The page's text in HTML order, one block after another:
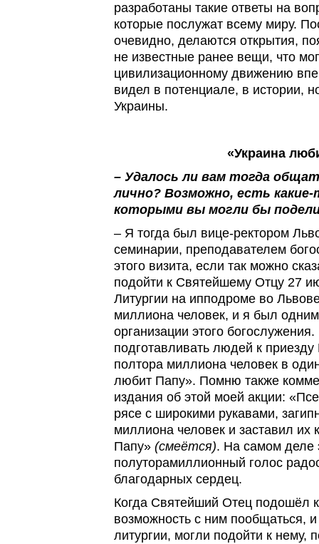
разработаны такие ответы на
которые послужат всему миру.
очевидно, делаются открытия,
не известные ранее вещи, что
цивилизационному движению
видел в потенциале, в истории,
Украины.
«Украина
– Удалось ли вам тогда
лично? Возможно, есть
которыми вы могли бы
– Я тогда был вице-ректором
семинарии, преподавателем
этого визита, если так можно
подойти к Святейшему Отцу 27
Литургии на ипподроме во
миллиона человек, и я был одним
организации этого
подготавливать людей к
полтора миллиона человек в
любит Папу». Помню также
издания об этой моей акции:
рясе с широкими рукавами,
миллиона человек и заставил их
Папу» (смеётся). На самом деле
полуторамиллионный голос
благодарных сердец.
Когда Святейший Отец подошёл
возможность с ним пообщаться,
литургии, могли подойти к нему,